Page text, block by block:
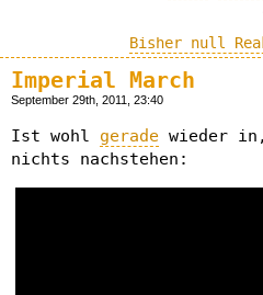
Bisher null
Imperial March
September 29th, 2011, 23:40
Ist wohl gerade wieder
nichts nachstehen: